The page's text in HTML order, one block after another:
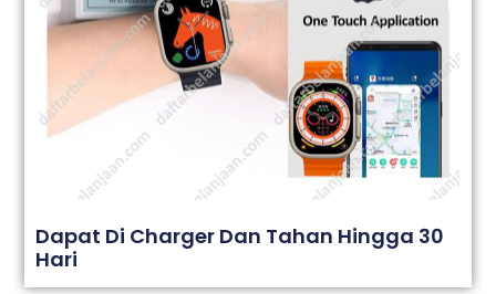
Dapat Di Charger Dan Tahan Hingga 30
Hari